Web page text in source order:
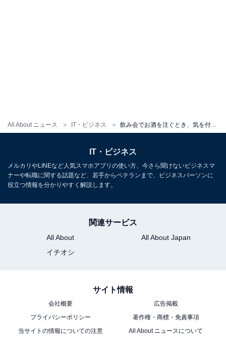
All About ニュース IT・ビジネス
IT・ビジネス
メルカリやLINEなど人気スマホアプリの使い方、今さら聞けないビジネスマ
ナーや転職に関する話題など、若手からベテランまで、ビジネスパーソンに
役立つ情報を分かりやすく解説します。
関連サービス
All About
All About Japan
イチオシ
サイト情報
会社概要
広告掲載
プライバシーポリシー
著作権・商標・免責事項
当サイトの情報についての注意
All About ニュースについて